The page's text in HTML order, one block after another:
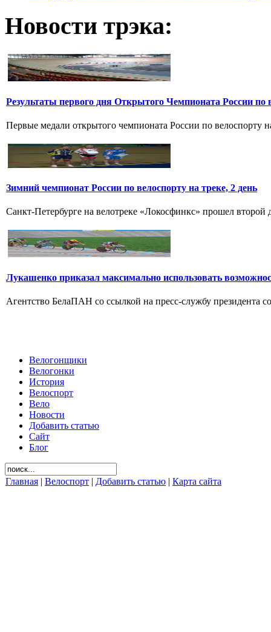
Новости трэка:
Результаты первого дня Открытого Чемпионата России по
Первые медали открытого чемпионата России по велоспорту
Зимний чемпионат России по велоспорту на треке, 2 день
Санкт-Петербурге на велотреке «Локосфинкс» прошел
Лукашенко приказал максимально использовать
Агентство БелаПАН со ссылкой на пресс-службу президента
Велогонщики
Велогонки
История
Велоспорт
Вело
Новости
Добавить статью
Сайт
Блог
Главная | Велоспорт | Добавить статью | Карта сайта